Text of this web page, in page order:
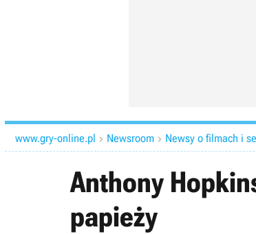
www.gry-online.pl  Newsroom  Newsy o filmach i
Anthony
papieży